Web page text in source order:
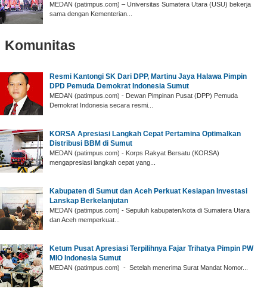
MEDAN (patimpus.com) – Universitas Sumatera Utara (USU) bekerja
sama dengan Kementerian...
Komunitas
‎Resmi Kantongi SK Dari DPP, Martinu Jaya Halawa Pimpin
DPD Pemuda Demokrat Indonesia Sumut ‎
‎MEDAN (patimpus.com) - Dewan Pimpinan Pusat (DPP) Pemuda
Demokrat Indonesia secara resmi...
‎KORSA Apresiasi Langkah Cepat Pertamina Optimalkan
Distribusi BBM di Sumut
‎MEDAN (patimpus.com) - Korps Rakyat Bersatu (KORSA)
mengapresiasi langkah cepat yang...
Kabupaten di Sumut dan Aceh Perkuat Kesiapan Investasi
Lanskap Berkelanjutan
MEDAN (patimpus.com) - Sepuluh kabupaten/kota di Sumatera Utara
dan Aceh memperkuat...
‎Ketum Pusat Apresiasi Terpilihnya Fajar Trihatya Pimpin PW
MIO Indonesia Sumut
‎MEDAN (patimpus.com) - Setelah menerima Surat Mandat Nomor...